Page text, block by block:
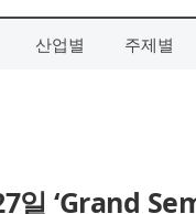
산업별 주제별
일 ‘Grand